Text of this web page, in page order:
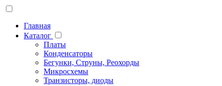
Главная
Каталог
Платы
Конденсаторы
Бегунки, Струны, Реохорды
Микросхемы
Транзисторы, диоды